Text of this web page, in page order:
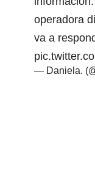
operadora
va a
— Daniela.